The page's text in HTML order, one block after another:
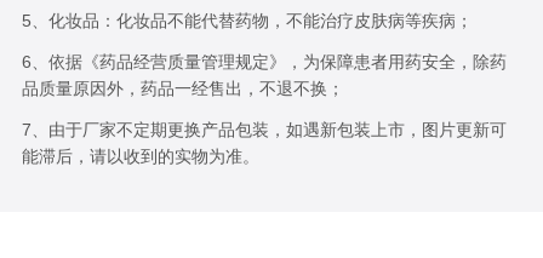
5、化妆品：化妆品不能代替药物，不能治疗皮肤病等疾病；
6、依据《药品经营质量管理规定》，为保障患者用药安全，除药
品质量原因外，药品一经售出，不退不换；
7、由于厂家不定期更换产品包装，如遇新包装上市，图片更新可
能滞后，请以收到的实物为准。